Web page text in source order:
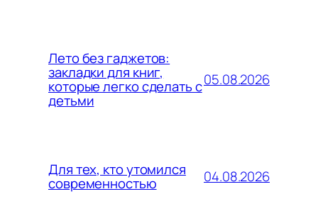
Лето без гаджетов:
закладки для книг,
которые легко сделать с
детьми
05.08.2026
Для тех, кто утомился
современностью 04.08.2026